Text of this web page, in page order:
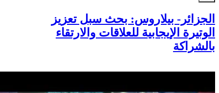
الجزائر- بيلاروس: بحث سبل تعزيز
الوتيرة الإيجابية للعلاقات والارتقاء
بالشراكة